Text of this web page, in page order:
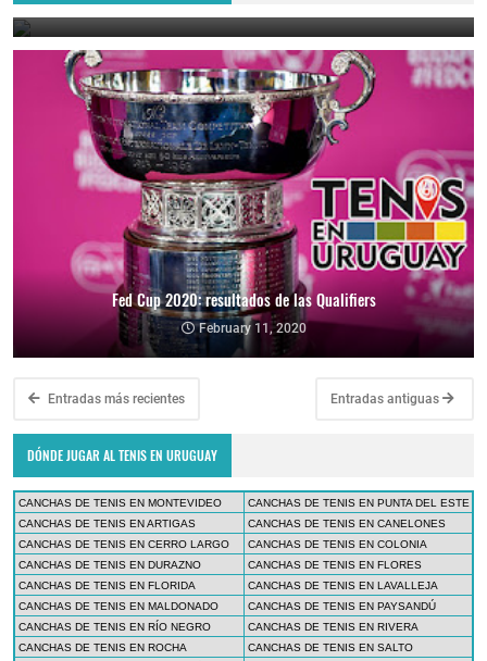
September 18, 2020
Fed Cup 2020: resultados de las Qualifiers
February 11, 2020
Entradas más recientes Entradas antiguas
DÓNDE JUGAR AL TENIS EN URUGUAY
CANCHAS DE TENIS EN MONTEVIDEO
CANCHAS DE TENIS EN PUNTA DEL ESTE
CANCHAS DE TENIS EN ARTIGAS
CANCHAS DE TENIS EN CANELONES
CANCHAS DE TENIS EN CERRO LARGO
CANCHAS DE TENIS EN COLONIA
CANCHAS DE TENIS EN DURAZNO
CANCHAS DE TENIS EN FLORES
CANCHAS DE TENIS EN FLORIDA
CANCHAS DE TENIS EN LAVALLEJA
CANCHAS DE TENIS EN MALDONADO
CANCHAS DE TENIS EN PAYSANDÚ
CANCHAS DE TENIS EN RÍO NEGRO
CANCHAS DE TENIS EN RIVERA
CANCHAS DE TENIS EN ROCHA
CANCHAS DE TENIS EN SALTO